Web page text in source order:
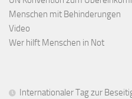
Menschen mit Behinderungen
Video
Wer hilft Menschen in Not
Internationaler Tag zur